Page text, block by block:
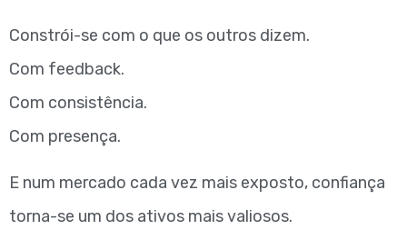
Constrói-se com o que os outros dizem.
Com feedback.
Com consistência.
Com presença.
E num mercado cada vez mais exposto, confiança
torna-se um dos ativos mais valiosos.